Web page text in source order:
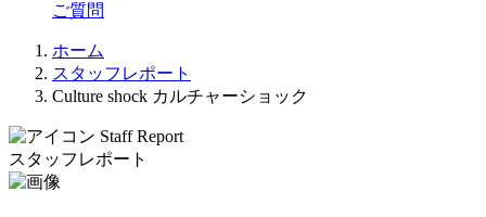
ご質問
ホーム
スタッフレポート
Culture shock カルチャーショック
Staff Report
スタッフレポート